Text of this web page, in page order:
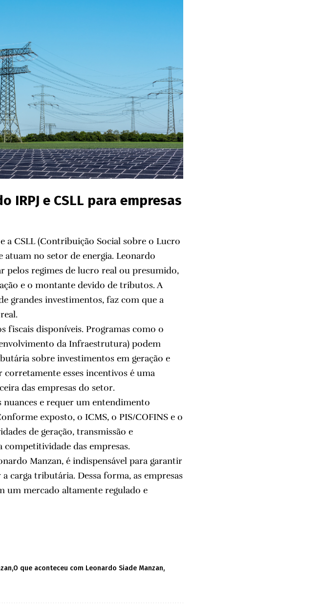
IRPJ e CSLL para empresas
a CSLL (Contribuição Social sobre o Lucro
no setor de energia. Leonardo
pelos regimes de lucro real ou presumido,
e o montante devido de tributos. A
grandes investimentos, faz com que a
fiscais disponíveis. Programas como o
da Infraestrutura) podem
sobre investimentos em geração e
corretamente esses incentivos é uma
das empresas do setor.
nuances e requer um entendimento
exposto, o ICMS, o PIS/COFINS e o
de geração, transmissão e
das empresas.
Manzan, é indispensável para garantir
carga tributária. Dessa forma, as empresas
um mercado altamente regulado e
O que aconteceu com Leonardo Siade Manzan